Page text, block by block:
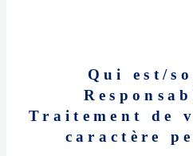
Qui est/
Traitement de
caractère